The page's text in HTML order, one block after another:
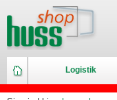
Logistik